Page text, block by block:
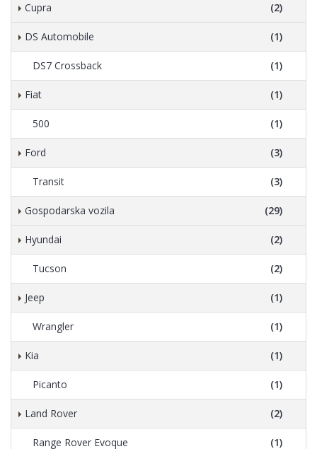
Cupra (2)
DS Automobile (1)
DS7 Crossback (1)
Fiat (1)
500 (1)
Ford (3)
Transit (3)
Gospodarska vozila (29)
Hyundai (2)
Tucson (2)
Jeep (1)
Wrangler (1)
Kia (1)
Picanto (1)
Land Rover (2)
Range Rover Evoque (1)